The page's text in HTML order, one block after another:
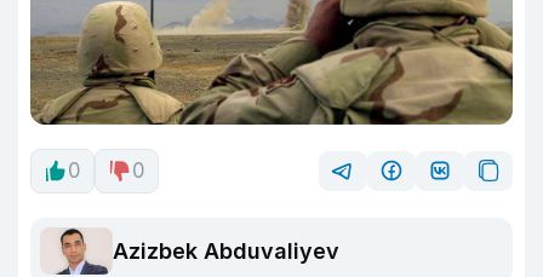
0 0
Azizbek Abduvaliyev